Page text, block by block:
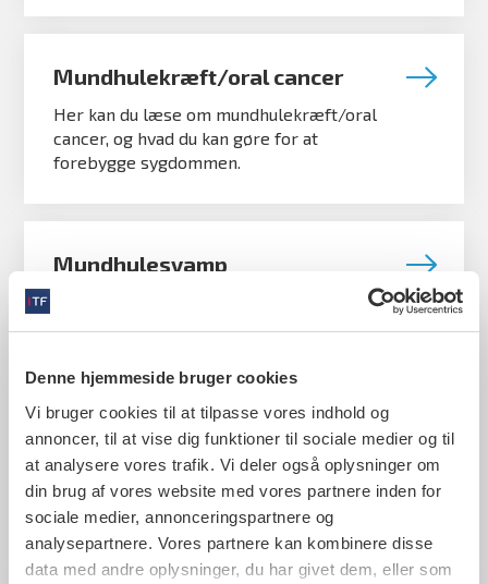
Denne hjemmeside bruger cookies
Vi bruger cookies til at tilpasse vores indhold og
annoncer, til at vise dig funktioner til sociale medier og til
at analysere vores trafik. Vi deler også oplysninger om
din brug af vores website med vores partnere inden for
sociale medier, annonceringspartnere og
analysepartnere. Vores partnere kan kombinere disse
data med andre oplysninger, du har givet dem, eller som
Mundhulekræft/oral cancer
Her kan du læse om mundhulekræft/oral
cancer, og hvad du kan gøre for at
forebygge sygdommen.
Mundhulesvamp
Mundtørhed
Mundtørhed kan være meget generende og
føre til alvorlige helbredsmæssige
problemer.